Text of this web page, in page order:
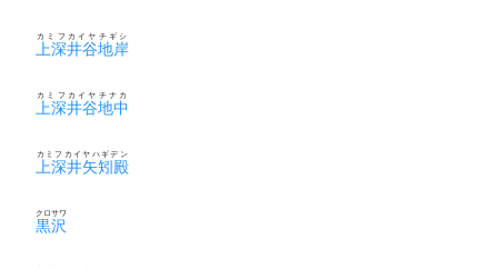
上深井谷地岸
カミフカイヤチギシ
上深井谷地中
カミフカイヤチナカ
上深井矢矧殿
カミフカイヤハギデン
黒沢
クロサワ